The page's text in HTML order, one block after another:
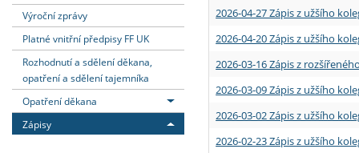
Absolventi fakulty
Vyjíždějící zaměstnanci
Výroční zprávy
Platné vnitřní předpisy FF UK
Rozhodnutí a sdělení děkana,
opatření a sdělení tajemníka
Opatření děkana
Zápisy
2026-04-27 Zápis z užšího
2026-04-20 Zápis z užšího
2026-03-16 Zápis z
2026-03-09 Zápis z užšího
2026-03-02 Zápis z užšího
2026-02-23 Zápis z užšího